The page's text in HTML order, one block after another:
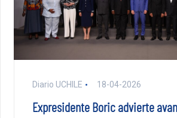
Diario UCHILE 18-04-2026
Expresidente Boric advierte